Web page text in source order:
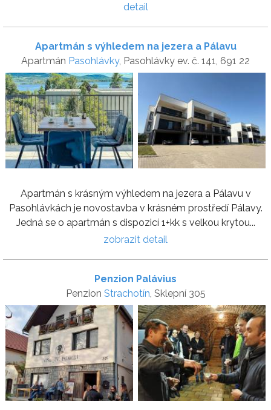
detail
Apartmán s výhledem na jezera a Pálavu
Apartmán Pasohlávky, Pasohlávky ev. č. 141, 691 22
Apartmán s krásným výhledem na jezera a Pálavu v
Pasohlávkách je novostavba v krásném prostředí Pálavy.
Jedná se o apartmán s dispozicí 1+kk s velkou krytou...
zobrazit detail
Penzion Palávius
Penzion Strachotín , Sklepní 305